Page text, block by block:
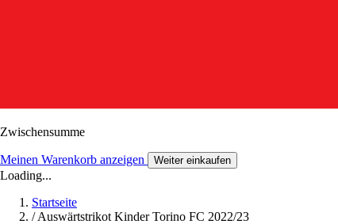
Zwischensumme
Meinen Warenkorb anzeigen Weiter einkaufen
Loading...
Startseite
/ Auswärtstrikot Kinder Torino FC 2022/23